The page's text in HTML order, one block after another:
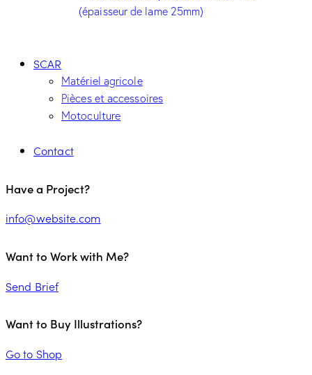
SCAR
Matériel agricole
Pièces et accessoires
Motoculture
Contact
Have a Project?
info@website.com
Want to Work with Me?
Send Brief
Want to Buy Illustrations?
Go to Shop